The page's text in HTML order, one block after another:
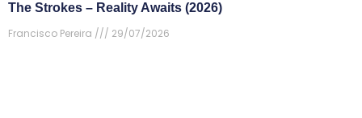
The Strokes – Reality Awaits (2026)
Francisco Pereira
29/07/2026